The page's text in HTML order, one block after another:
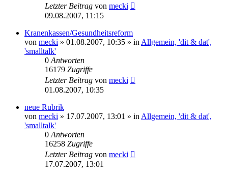
Letzter Beitrag von mecki
09.08.2007, 11:15
Kranenkassen/Gesundheitsreform
von mecki » 01.08.2007, 10:35 » in Allgemein, 'dit & dat',
'smalltalk'
0 Antworten
16179 Zugriffe
Letzter Beitrag von mecki
01.08.2007, 10:35
neue Rubrik
von mecki » 17.07.2007, 13:01 » in Allgemein, 'dit & dat',
'smalltalk'
0 Antworten
16258 Zugriffe
Letzter Beitrag von mecki
17.07.2007, 13:01